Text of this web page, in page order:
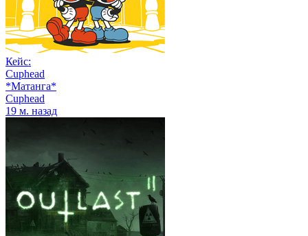
Кейс:
Cuphead
*Матанга*
Cuphead
19 м. назад